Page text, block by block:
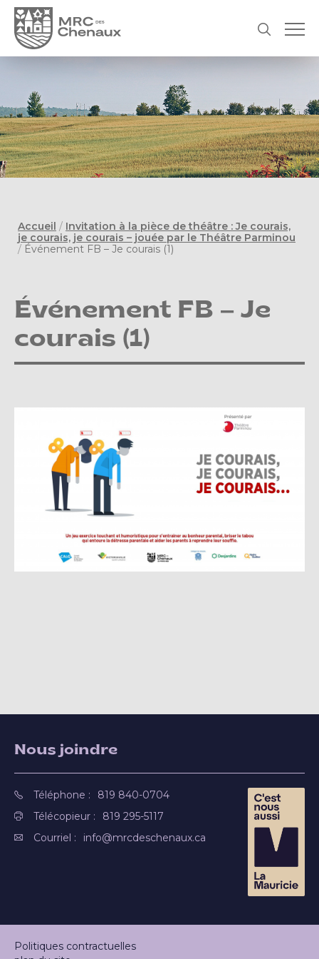
Accueil / Invitation à la pièce de théâtre : Je courais,
je courais, je courais – jouée par le Théâtre Parminou
/ Événement FB – Je courais (1)
Événement FB – Je
courais (1)
Nous joindre
Téléphone :
819 840-0704
Télécopieur :
819 295-5117
Courriel :
info@mrcdeschenaux.ca
Politiques contractuelles